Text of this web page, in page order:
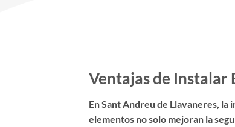
Ventajas de Instalar
En Sant Andreu de Llavaneres, la
elementos no solo mejoran la